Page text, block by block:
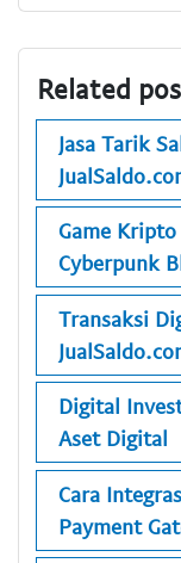
Related
Jasa Tarik
Game
Cyberpunk
Transaksi
Digital
Aset Digital
Cara
Payment